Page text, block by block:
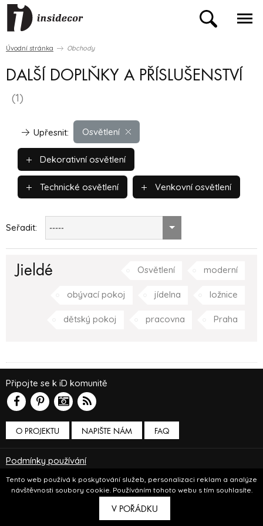
Tento web používá k poskytování služeb, personalizaci reklam a analýze
návštěvnosti soubory cookie. Používáním tohoto webu s tím souhlasíte.
V POŘÁDKU
Úvodní stránka Obchody
DALŠÍ DOPLŇKY A PŘÍSLUŠENSTVÍ
(1)
Osvětlení
Upřesnit:
Dekorativní osvětlení
Technické osvětlení Venkovní osvětlení
Seřadit: -----
Jieldé Osvětlení moderní
obývací pokoj jídelna ložnice
dětský pokoj pracovna Praha
O PROJEKTU NAPIŠTE NÁM
Připojte se k iD komunitě
FAQ
Podmínky používání
© Insidecor 2013-2019.
BioportaBreezy